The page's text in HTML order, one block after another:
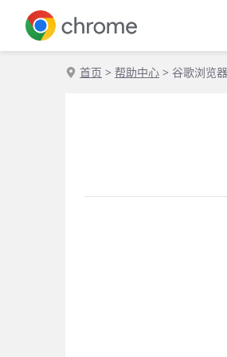
首页 > 帮助中心 > 谷歌浏览